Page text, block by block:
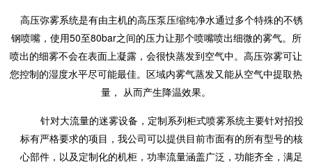
高压弥雾系统是有由主机的高压泵压缩纯净水通过多个特殊的不锈
钢喷嘴，使用50至80bar之间的压力让那个喷嘴喷出细微的雾气。所
喷出的细雾不会在表面上凝露，会很快蒸发到空气中。高压弥雾可让
您控制的湿度水平尽可能最佳。区域内雾气蒸发又能从空气中提取热
量， 从而产生降温效果。
针对大流量的迷雾设备，定制系列柜式喷雾系统主要针对招投
标有严格要求的项目，我公司可以提供目前市面有的所有型号的核
心部件，以及定制化的机柜，功率流量涵盖广泛，功能齐全，满足